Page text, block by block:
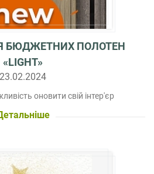
БЮДЖЕТНИХ ПОЛОТЕН
«LIGHT»
23.02.2024
оновити свій інтер'єр